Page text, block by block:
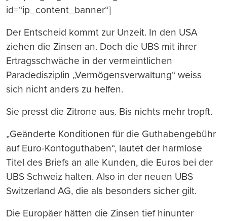
id=“ip_content_banner“]
Der Entscheid kommt zur Unzeit. In den USA
ziehen die Zinsen an. Doch die UBS mit ihrer
Ertragsschwäche in der vermeintlichen
Paradedisziplin „Vermögensverwaltung“ weiss
sich nicht anders zu helfen.
Sie presst die Zitrone aus. Bis nichts mehr tropft.
„Geänderte Konditionen für die Guthabengebühr
auf Euro-Kontoguthaben“, lautet der harmlose
Titel des Briefs an alle Kunden, die Euros bei der
UBS Schweiz halten. Also in der neuen UBS
Switzerland AG, die als besonders sicher gilt.
Die Europäer hätten die Zinsen tief hinunter